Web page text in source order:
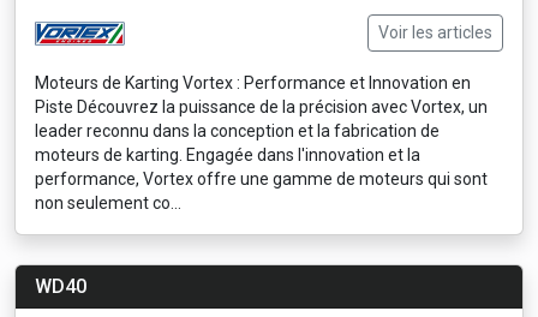
Voir les articles
Moteurs de Karting Vortex : Performance et Innovation en
Piste Découvrez la puissance de la précision avec Vortex, un
leader reconnu dans la conception et la fabrication de
moteurs de karting. Engagée dans l'innovation et la
performance, Vortex offre une gamme de moteurs qui sont
non seulement co...
WD40